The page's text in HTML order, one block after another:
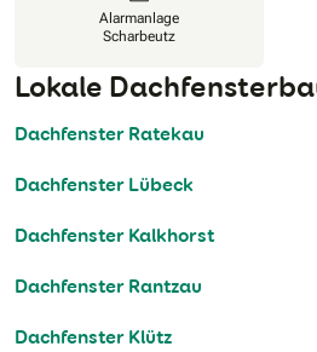
Alarmanlage
Scharbeutz
Lokale
Dachfenster Ratekau
Dachfenster Lübeck
Dachfenster Kalkhorst
Dachfenster Rantzau
Dachfenster Klütz